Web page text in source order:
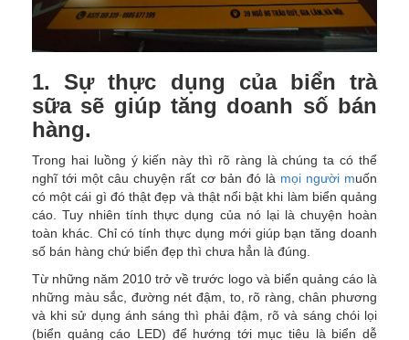
1. Sự thực dụng của biển trà
sữa sẽ giúp tăng doanh số bán
hàng.
Trong hai luồng ý kiến này thì rõ ràng là chúng ta có thể
nghĩ tới một câu chuyện rất cơ bản đó là mọi người muốn
có một cái gì đó thật đẹp và thật nổi bật khi làm biển quảng
cáo. Tuy nhiên tính thực dụng của nó lại là chuyện hoàn
toàn khác. Chỉ có tính thực dụng mới giúp bạn tăng doanh
số bán hàng chứ biển đẹp thì chưa hẳn là đúng.
Từ những năm 2010 trở về trước logo và biển quảng cáo là
những màu sắc, đường nét đậm, to, rõ ràng, chân phương
và khi sử dụng ánh sáng thì phải đậm, rõ và sáng chói lọi
(biển quảng cáo LED) để hướng tới mục tiêu là biển dễ